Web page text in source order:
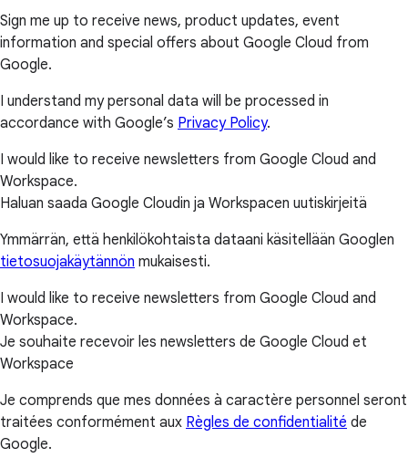
Sign me up to receive news, product updates, event
information and special offers about Google Cloud from
Google.
I understand my personal data will be processed in
accordance with Google’s Privacy Policy.
I would like to receive newsletters from Google Cloud and
Workspace.
Haluan saada Google Cloudin ja Workspacen uutiskirjeitä
Ymmärrän, että henkilökohtaista dataani käsitellään Googlen
tietosuojakäytännön mukaisesti.
I would like to receive newsletters from Google Cloud and
Workspace.
Je souhaite recevoir les newsletters de Google Cloud et
Workspace
Je comprends que mes données à caractère personnel seront
traitées conformément aux Règles de confidentialité de
Google.